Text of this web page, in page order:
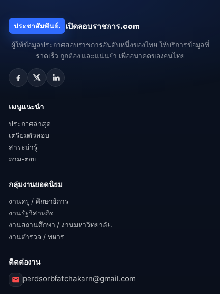
ประชาสัมพันธ์. เปิดสอบราชการ.com
ผู้ให้ข้อมูลประกาศสอบราชการอันดับหนึ่งของไทย ให้บริการข้อมูลที่
รวดเร็ว ถูกต้อง และแน่นยำ เพื่ออนาคตของคนไทย
เมนูแนะนำ
ประกาศล่าสุด
เตรียมตัวสอบ
สาระน่ารู้
ถาม-ตอบ
กลุ่มงานยอดนิยม
งานครู / ศึกษาธิการ
งานรัฐวิสาหกิจ
งานสถานศึกษา / งานมหาวิทยาลัย.
งานตำรวจ / ทหาร
ติดต่องาน
perdsorbfatchakarn@gmail.com